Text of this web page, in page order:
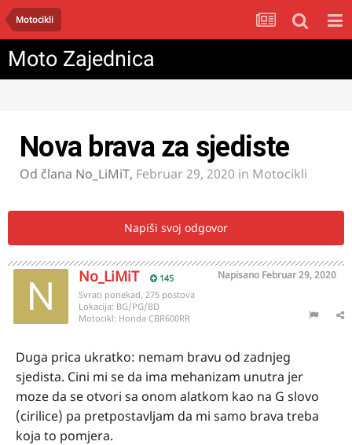
Motocikli
Moto Zajednica
Nova brava za sjediste
Od člana No_LiMiT, Februar 29, 2020 in Motocikli
Napiši svoj odgovor
No_LiMiT 145 Napisano Februar 29, 2020
Svrati ponekad, 275 postova
Lokacija: BG/PG/BD
Motocikl: Honda CBR600RR
Duga prica ukratko: nemam bravu od zadnjeg
sjedista. Cini mi se da ima mehanizam unutra jer
moze da se otvori sa onom alatkom kao na G slovo
(cirilice) pa pretpostavljam da mi samo brava treba
koja to pomjera.